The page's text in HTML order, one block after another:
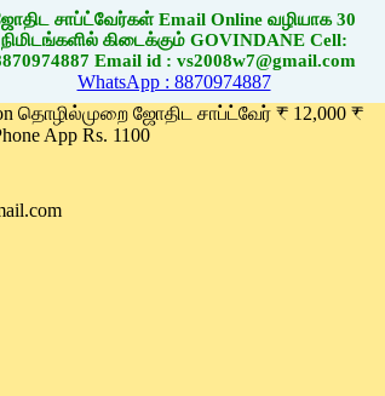
சாப்ட்வேர்கள் Email Online வழியாக 30
நிமிடங்களில் கிடைக்கும் GOVINDANE Cell:
Email id : vs2008w7@gmail.com
WhatsApp : 8870974887
தொழில்முறை ஜோதிட சாப்ட்வேர் ₹ 12,000 ₹
App Rs. 1100